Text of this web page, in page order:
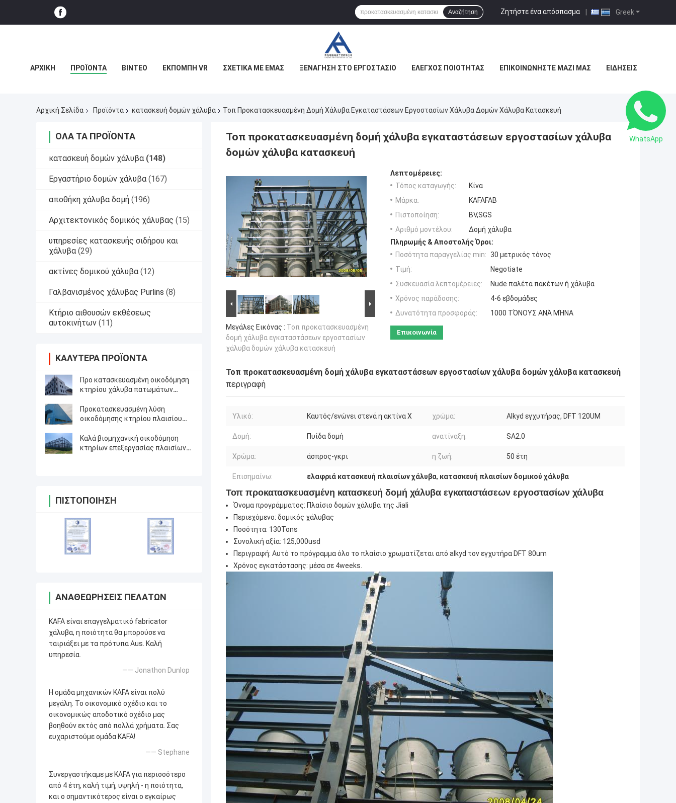
Greek
Ζητήστε ένα απόσπασμα |
Αναζήτηση
ΑΡΧΙΚΉ ΠΡΟΪΌΝΤΑ ΒΊΝΤΕΟ ΕΚΠΟΜΠΉ VR ΣΧΕΤΙΚΆ ΜΕ ΕΜΆΣ ΞΕΝΆΓΗΣΗ ΣΤΟ ΕΡΓΟΣΤΆΣΙΟ ΈΛΕΓΧΟΣ ΠΟΙΌΤΗΤΑΣ ΕΠΙΚΟΙΝΩΝΉΣΤΕ ΜΑΖΊ ΜΑΣ ΕΙΔΉΣΕΙΣ
Αρχική Σελίδα Προϊόντα κατασκευή δομών χάλυβα Τοπ Προκατασκευασμένη Δομή Χάλυβα Εγκαταστάσεων Εργοστασίων Χάλυβα Δομών Χάλυβα Κατασκευή
ΌΛΑ ΤΑ ΠΡΟΪΌΝΤΑ
κατασκευή δομών χάλυβα (148)
Εργαστήριο δομών χάλυβα (167)
αποθήκη χάλυβα δομή (196)
Αρχιτεκτονικός δομικός χάλυβας (15)
υπηρεσίες κατασκευής σιδήρου και
χάλυβα (29)
ακτίνες δομικού χάλυβα (12)
Γαλβανισμένος χάλυβας Purlins (8)
Κτήριο αιθουσών εκθέσεως
αυτοκινήτων (11)
ΚΑΛΎΤΕΡΑ ΠΡΟΪΌΝΤΑ
Προ κατασκευασμένη οικοδόμηση
κτηρίου χάλυβα πατωμάτων
Προκατασκευασμένη λύση
οικοδόμησης κτηρίου πλαισίου
Καλά βιομηχανική οικοδόμηση
κτηρίων επεξεργασίας πλαισίων
ΠΙΣΤΟΠΟΊΗΣΗ
ΑΝΑΘΕΩΡΉΣΕΙΣ ΠΕΛΑΤΏΝ
KAFA είναι επαγγελματικό fabricator
χάλυβα, η ποιότητα θα μπορούσε να
ταιριάξει με τα πρότυπα Aus. Καλή
υπηρεσία.
—— Jonathon Dunlop
Η ομάδα μηχανικών KAFA είναι πολύ
μεγάλη. Το οικονομικό σχέδιο και το
οικονομικώς αποδοτικό σχέδιο μας
βοηθούν εκτός από πολλά χρήματα. Σας
ευχαριστούμε ομάδα KAFA!
—— Stephane
Συνεργαστήκαμε με KAFA για περισσότερο
από 4 έτη, καλή τιμή, υψηλή - η ποιότητα,
και ο σημαντικότερος είναι ο εγκαίρως
Τοπ προκατασκευασμένη δομή χάλυβα εγκαταστάσεων εργοστασίων χάλυβα
δομών χάλυβα κατασκευή
Μεγάλες Εικόνας : Τοπ προκατασκευασμένη
δομή χάλυβα εγκαταστάσεων εργοστασίων
χάλυβα δομών χάλυβα κατασκευή
Λεπτομέρειες:
Τόπος καταγωγής:
Κίνα
Μάρκα:
KAFAFAB
Πιστοποίηση:
BV,SGS
Αριθμό μοντέλου:
Δομή χάλυβα
Πληρωμής & Αποστολής Όροι:
Ποσότητα παραγγελίας min: 30 μετρικός τόνος
Τιμή:
Negotiate
Συσκευασία λεπτομέρειες:
Nude παλέτα πακέτων ή χάλυβα
Χρόνος παράδοσης:
4-6 εβδομάδες
Δυνατότητα προσφοράς:
1000 ΤΌΝΟΥΣ ΑΝΆ ΜΉΝΑ
Επικοινωνία
Τοπ προκατασκευασμένη δομή χάλυβα εγκαταστάσεων εργοστασίων χάλυβα δομών χάλυβα κατασκευή
περιγραφή
Υλικό: Καυτός/ενώνει στενά η ακτίνα Χ χρώμα: Alkyd εγχυτήρας, DFT 120UM
Δομή: Πυίδα δομή ανατίναξη: SA2.0
Χρώμα: άσπρος-γκρι η ζωή: 50 έτη
Επισημαίνω: ελαφριά κατασκευή πλαισίων χάλυβα, κατασκευή πλαισίων δομικού χάλυβα
Τοπ προκατασκευασμένη κατασκευή δομή χάλυβα εγκαταστάσεων εργοστασίων χάλυβα
Όνομα προγράμματος: Πλαίσιο δομών χάλυβα της Jiali
Περιεχόμενο: δομικός χάλυβας
Ποσότητα: 130Tons
Συνολική αξία: 125,000usd
Περιγραφή: Αυτό το πρόγραμμα όλο το πλαίσιο χρωματίζεται από alkyd τον εγχυτήρα DFT 80um
Χρόνος εγκατάστασης: μέσα σε 4weeks.
WhatsApp